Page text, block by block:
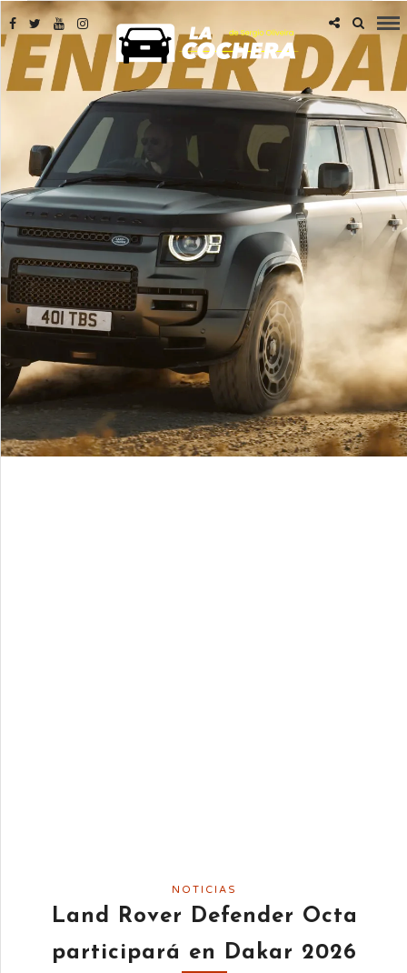
NOTICIAS
Land Rover Defender Octa
participará en Dakar 2026